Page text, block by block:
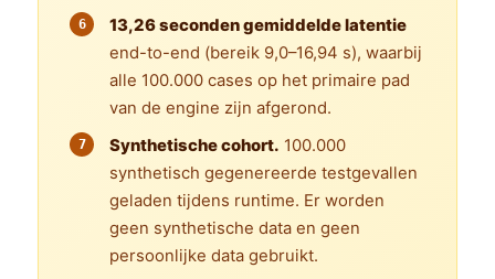
13,26 seconden gemiddelde latentie
end-to-end (bereik 9,0–16,94 s), waarbij
alle 100.000 cases op het primaire pad
van de engine zijn afgerond.
Synthetische cohort. 100.000
synthetisch gegenereerde testgevallen
geladen tijdens runtime. Er worden
geen synthetische data en geen
persoonlijke data gebruikt.